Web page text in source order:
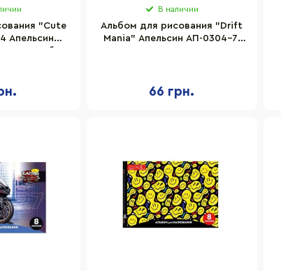
"Cute
Апельсин
В наличии
Альбом для рисования "Drift
Mania" Апельсин АП-0304-7,
66 грн.